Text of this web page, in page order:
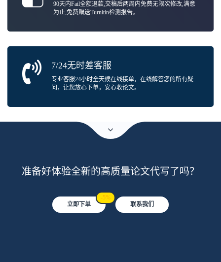
90天内Fail全额退款,交稿后两周内免费无限次修改,满意
为止,免费赠送Turnitin检测报告。
7/24无时差客服
专业客服24小时全天候在线接单，在线解答您的所有疑
问，让您放心下单，安心收论文。
准备好体验全新的高质量论文代写了吗？
立即下单
-5%
联系我们